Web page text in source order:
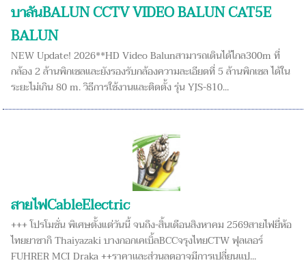
บาลันBALUN CCTV VIDEO BALUN CAT5E
BALUN
NEW Update! 2026**HD Video Balunสามารถเดินได้ไกล300m ที่
กล้อง 2 ล้านพิกเซลและยังรองรับกล้องความละเอียดที่ 5 ล้านพิกเซล ได้ใน
ระยะไม่เกิน 80 m. วิธีการใช้งานและติดตั้ง รุ่น YJS-810...
สายไฟCableElectric
+++ โปรโมชั่น พิเศษตั้งแต่วันนี้ จนถึง-สิ้นเดือนสิงหาคม 2569สายไฟยี่ห้อ
ไทยยาซากิ Thaiyazaki บางกอกเคเบิ้ลBCCจรุงไทยCTW ฟุลเลอร์
FUHRER MCI Draka ++ราคาเเละส่วนลดอาจมีการเปลี่ยนเเป...